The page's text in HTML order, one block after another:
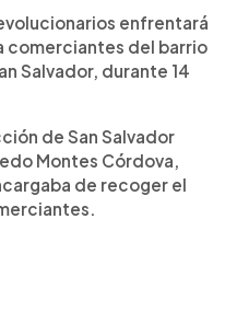
enfrentará
comerciantes del barrio
Salvador, durante 14
de San Salvador
Montes Córdova,
de recoger el